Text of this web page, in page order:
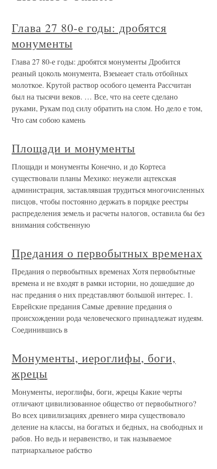
Глава 27 80-е годы: дробятся
монументы
Глава 27 80-е годы: дробятся монументы Дробится
реаный цоколь монумента, Взеыеает сталь отбойных
молоткое. Крутой раствор особого цемента Рассчитан
был на тысячи веков. … Все, что на сеете сделано
руками, Рукам под силу обратить на слом. Но дело е том,
Что сам собою камень
Площади и монументы
Площади и монументы Конечно, и до Кортеса
существовали планы Мехико: неужели ацтекская
администрация, заставлявшая трудиться многочисленных
писцов, чтобы постоянно держать в порядке реестры
распределения земель и расчеты налогов, оставила бы без
внимания собственную
Предания о первобытных временах
Предания о первобытных временах Хотя первобытные
времена и не входят в рамки истории, но дошедшие до
нас предания о них представляют большой интерес. 1.
Еврейские предания Самые древние предания о
происхождении рода человеческого принадлежат иудеям.
Соединившись в
Монументы, иероглифы, боги,
жрецы
Монументы, иероглифы, боги, жрецы Какие черты
отличают цивилизованное общество от первобытного?
Во всех цивилизациях древнего мира существовало
деление на классы, на богатых и бедных, на свободных и
рабов. Но ведь и неравенство, и так называемое
патриархальное рабство